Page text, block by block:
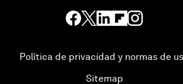
Política de privacidad y normas de
Sitemap